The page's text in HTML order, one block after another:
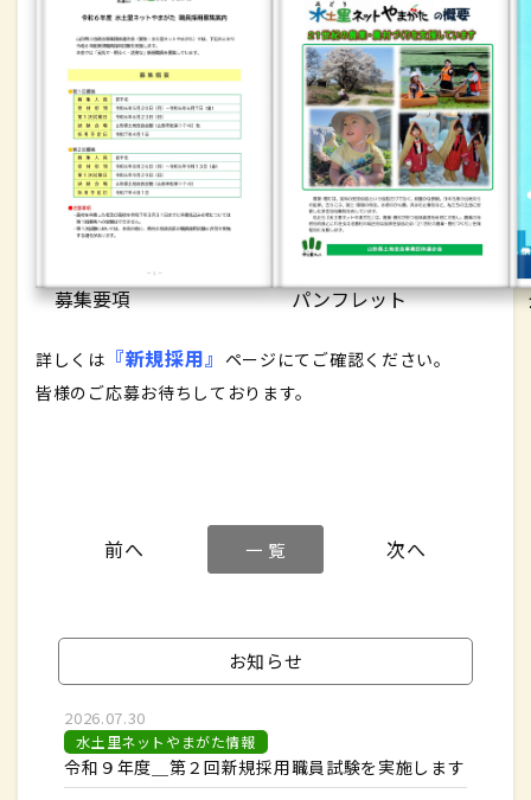
募集要項 パンフレット
詳しくは 『新規採用』 ページにてご確認ください。
皆様のご応募お待ちしております。
一 覧
お知らせ
2026.07.30
水土里ネットやまがた情報
令和９年度＿第２回新規採用職員試験を実施します